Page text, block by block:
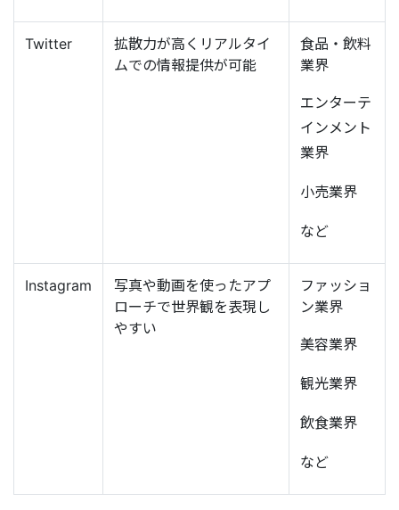
Twitter
拡散力が高くリアルタイ
ムでの情報提供が可能
食品・飲料
業界
エンターテ
インメント
業界
小売業界
など
Instagram
写真や動画を使ったアプ
ローチで世界観を表現し
やすい
ファッショ
ン業界
美容業界
観光業界
飲食業界
など